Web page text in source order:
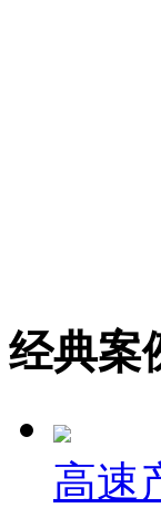
经典案
高速